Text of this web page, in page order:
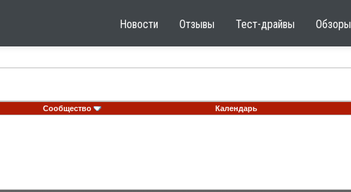
Новости Отзывы Тест-драйвы Обзоры
Сообщество Календарь